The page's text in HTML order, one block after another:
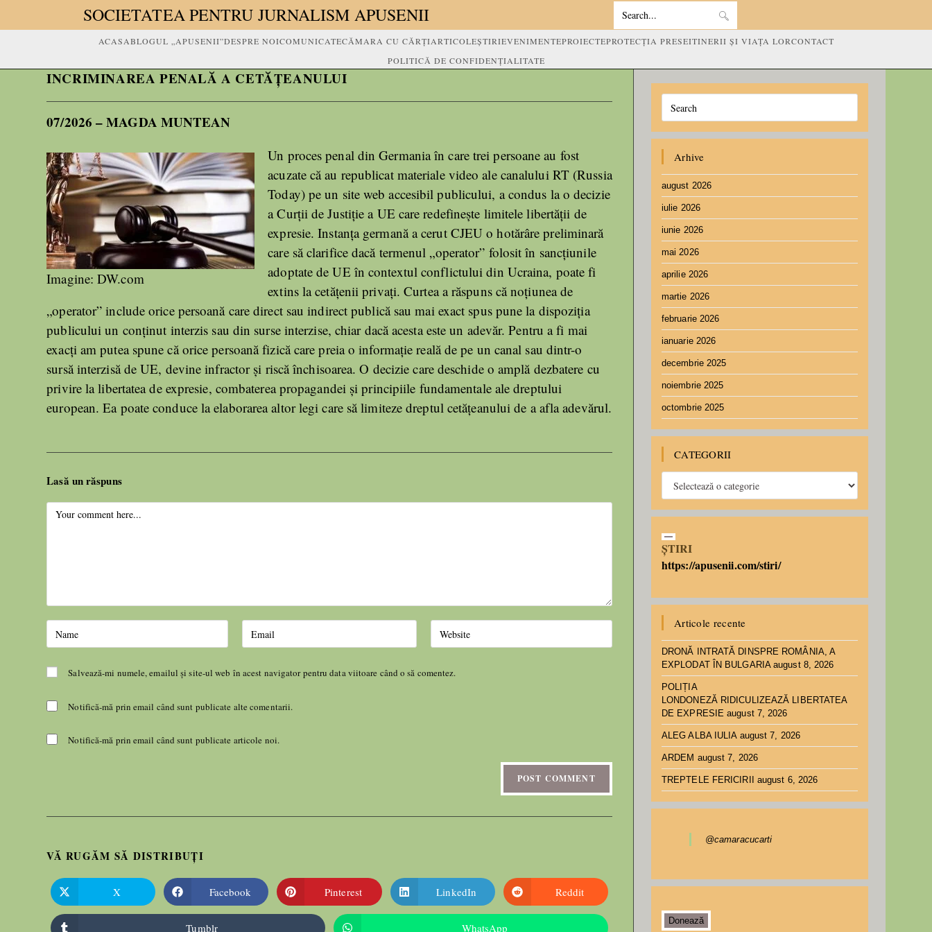
SOCIETATEA PENTRU JURNALISM APUSENII Search
this
website
ACASABLOGUL „APUSENII”DESPRE NOICOMUNICATECĂMARA CU CĂRȚIARTICOLEȘTIRIEVENIMENTEPROIECTEPROTECȚIA PRESEITINERII ȘI VIAȚA LORCONTACT
POLITICĂ DE CONFIDENȚIALITATE
INCRIMINAREA PENALĂ A CETĂȚEANULUI
07/2026 – MAGDA MUNTEAN
Imagine: DW.com
Un proces penal din Germania în care trei persoane au fost
acuzate că au republicat materiale video ale canalului RT (Russia
Today) pe un site web accesibil publicului, a condus la o decizie
a Curții de Justiție a UE care redefinește limitele libertății de
expresie. Instanța germană a cerut CJEU o hotărâre preliminară
care să clarifice dacă termenul „operator” folosit în sancțiunile
adoptate de UE în contextul conflictului din Ucraina, poate fi
extins la cetățenii privați. Curtea a răspuns că noțiunea de
„operator” include orice persoană care direct sau indirect publică sau mai exact spus pune la dispoziția
publicului un conținut interzis sau din surse interzise, chiar dacă acesta este un adevăr. Pentru a fi mai
exacți am putea spune că orice persoană fizică care preia o informație reală de pe un canal sau dintr-o
sursă interzisă de UE, devine infractor și riscă închisoarea. O decizie care deschide o amplă dezbatere cu
privire la libertatea de expresie, combaterea propagandei și principiile fundamentale ale dreptului
european. Ea poate conduce la elaborarea altor legi care să limiteze dreptul cetățeanului de a afla adevărul.
Lasă un răspuns
Salvează-mi numele, emailul și site-ul web în acest navigator pentru data viitoare când o să comentez.
Notifică-mă prin email când sunt publicate alte comentarii.
Notifică-mă prin email când sunt publicate articole noi.
VĂ RUGĂM SĂ DISTRIBUȚI
X Facebook Pinterest LinkedIn Reddit
Tumblr WhatsApp
Arhive
august 2026
iulie 2026
iunie 2026
mai 2026
aprilie 2026
martie 2026
februarie 2026
ianuarie 2026
decembrie 2025
noiembrie 2025
octombrie 2025
CATEGORII
ȘTIRI
https://apusenii.com/stiri/
Articole recente
DRONĂ INTRATĂ DINSPRE ROMÂNIA, A
EXPLODAT ÎN BULGARIA august 8, 2026
POLIȚIA
LONDONEZĂ RIDICULIZEAZĂ LIBERTATEA
DE EXPRESIE august 7, 2026
ALEG ALBA IULIA august 7, 2026
ARDEM august 7, 2026
TREPTELE FERICIRII august 6, 2026
@camaracucarti
Donează